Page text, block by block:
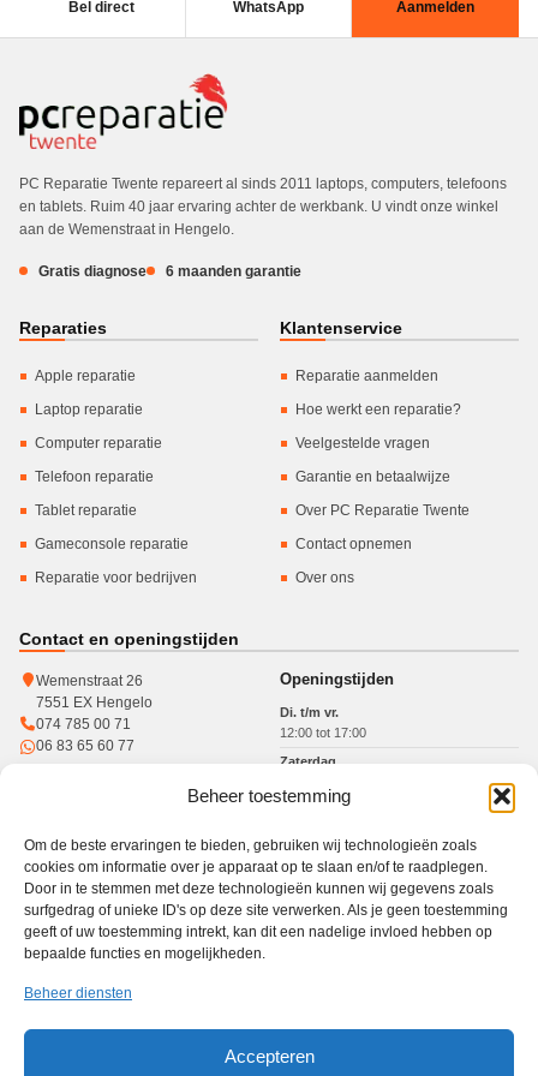
Beheer toestemming
Om de beste ervaringen te bieden, gebruiken wij technologieën zoals
cookies om informatie over je apparaat op te slaan en/of te raadplegen.
Door in te stemmen met deze technologieën kunnen wij gegevens zoals
surfgedrag of unieke ID's op deze site verwerken. Als je geen toestemming
geeft of uw toestemming intrekt, kan dit een nadelige invloed hebben op
bepaalde functies en mogelijkheden.
Beheer diensten
Accepteren
Bel direct WhatsApp Aanmelden
PC Reparatie Twente repareert al sinds 2011 laptops, computers, telefoons
en tablets. Ruim 40 jaar ervaring achter de werkbank. U vindt onze winkel
aan de Wemenstraat in Hengelo.
Gratis diagnose 6 maanden garantie
Reparaties
Apple reparatie
Laptop reparatie
Computer reparatie
Telefoon reparatie
Tablet reparatie
Gameconsole reparatie
Reparatie voor bedrijven
Klantenservice
Reparatie aanmelden
Hoe werkt een reparatie?
Veelgestelde vragen
Garantie en betaalwijze
Over PC Reparatie Twente
Contact opnemen
Over ons
Contact en openingstijden
Wemenstraat 26
7551 EX Hengelo
074 785 00 71
06 83 65 60 77
Openingstijden
Di. t/m vr.
12:00 tot 17:00
Zaterdag
Btw: NL005017071B31
Werkgebied
Winkel in Hengelo · gratis haal- en brengservice in heel Twente
Haal- en brengservice
PC Reparatie Twente is een onafhankelijke reparatiewinkel en niet verbonden aan de